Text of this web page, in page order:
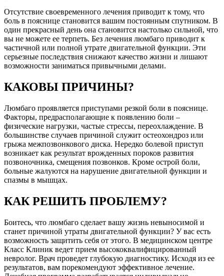
Отсутствие своевременного лечения приводит к тому, что
боль в пояснице становится вашим постоянным спутником. В
один прекрасный день она становится настолько сильной, что
вы не можете ее терпеть. Без лечения люмбаго приводит к
частичной или полной утрате двигательной функции. Эти
серьезные последствия снижают качество жизни и лишают
возможности заниматься привычными делами.
КАКОВЫ ПРИЧИНЫ?
Люмбаго проявляется приступами резкой боли в пояснице.
Факторы, предрасполагающие к появлению боли –
физические нагрузки, частые стрессы, переохлаждение. В
большинстве случаев причиной служит остеохондроз или
грыжа межпозвонкового диска. Нередко болевой приступ
возникает как результат врожденных пороков развития
позвоночника, смещения позвонков. Кроме острой боли,
больные жалуются на нарушение двигательной функции и
спазмы в мышцах.
КАК РЕШИТЬ ПРОБЛЕМУ?
Боитесь, что люмбаго сделает вашу жизнь невыносимой и
станет причиной утраты двигательной функции? У вас есть
возможность защитить себя от этого. В медицинском центре
Класс Клиник ведет прием высококвалифицированный
невролог. Врач проведет глубокую диагностику. Исходя из ее
результатов, вам порекомендуют эффективное лечение.